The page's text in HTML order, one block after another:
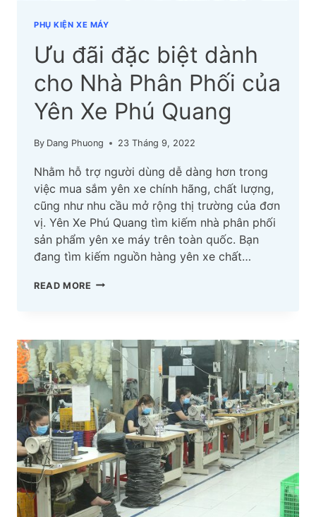
PHỤ KIỆN XE MÁY
Ưu đãi đặc biệt dành
cho Nhà Phân Phối của
Yên Xe Phú Quang
By Dang Phuong 23 Tháng 9, 2022
Nhằm hỗ trợ người dùng dễ dàng hơn trong
việc mua sắm yên xe chính hãng, chất lượng,
cũng như nhu cầu mở rộng thị trường của đơn
vị. Yên Xe Phú Quang tìm kiếm nhà phân phối
sản phẩm yên xe máy trên toàn quốc. Bạn
đang tìm kiếm nguồn hàng yên xe chất…
READ MORE ƯU
DÀNH
CHO
NHÀ
PHÂN
PHỐI
CỦA
YÊN
XE
PHÚ
QUANG